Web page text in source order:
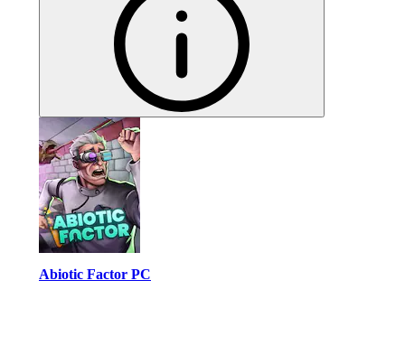
Abiotic Factor PC